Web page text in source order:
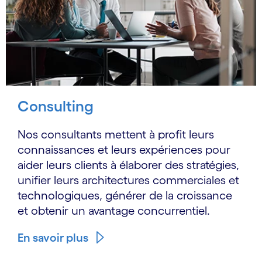
Consulting
Nos consultants mettent à profit leurs
connaissances et leurs expériences pour
aider leurs clients à élaborer des stratégies,
unifier leurs architectures commerciales et
technologiques, générer de la croissance
et obtenir un avantage concurrentiel.
En savoir plus